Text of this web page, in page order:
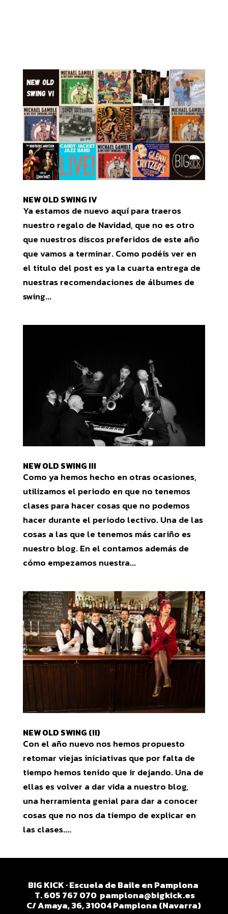
NEW OLD SWING IV
Ya estamos de nuevo aquí para traeros
nuestro regalo de Navidad, que no es otro
que nuestros discos preferidos de este año
que vamos a terminar. Como podéis ver en
el titulo del post es ya la cuarta entrega de
nuestras recomendaciones de álbumes de
swing...
NEW OLD SWING III
Como ya hemos hecho en otras ocasiones,
utilizamos el periodo en que no tenemos
clases para hacer cosas que no podemos
hacer durante el periodo lectivo. Una de las
cosas a las que le tenemos más cariño es
nuestro blog. En el contamos además de
cómo empezamos nuestra...
NEW OLD SWING (II)
Con el año nuevo nos hemos propuesto
retomar viejas iniciativas que por falta de
tiempo hemos tenido que ir dejando. Una de
ellas es volver a dar vida a nuestro blog,
una herramienta genial para dar a conocer
cosas que no nos da tiempo de explicar en
las clases....
BIG KICK · Escuela de Baile en Pamplona
T. 605 767 070 pamplona@bigkick.es
C/ Amaya, 36, 31004 Pamplona (Navarra)